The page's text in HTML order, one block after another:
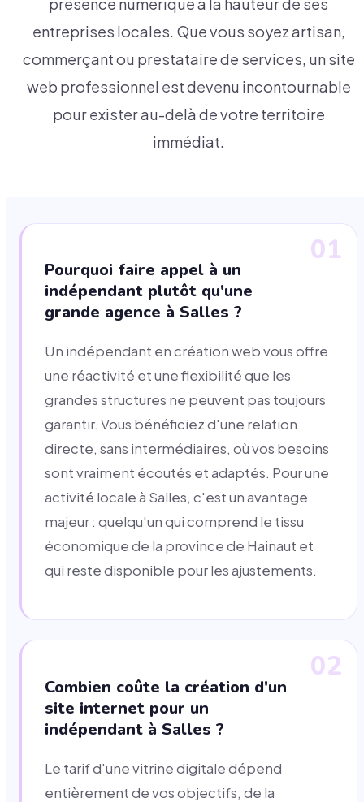
présence numérique à la hauteur de ses
entreprises locales. Que vous soyez artisan,
commerçant ou prestataire de services, un site
web professionnel est devenu incontournable
pour exister au-delà de votre territoire
immédiat.
01
Pourquoi faire appel à un
indépendant plutôt qu'une
grande agence à Salles ?
Un indépendant en création web vous offre
une réactivité et une flexibilité que les
grandes structures ne peuvent pas toujours
garantir. Vous bénéficiez d'une relation
directe, sans intermédiaires, où vos besoins
sont vraiment écoutés et adaptés. Pour une
activité locale à Salles, c'est un avantage
majeur : quelqu'un qui comprend le tissu
économique de la province de Hainaut et
qui reste disponible pour les ajustements.
02
Combien coûte la création d'un
site internet pour un
indépendant à Salles ?
Le tarif d'une vitrine digitale dépend
entièrement de vos objectifs, de la